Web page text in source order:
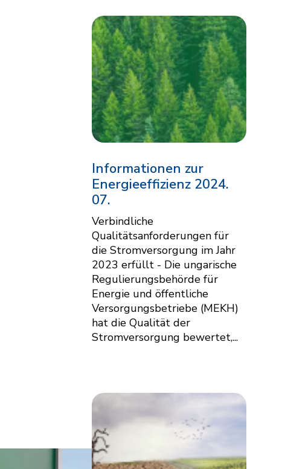
Informationen zur
Energieeffizienz 2024.
07.
Verbindliche
Qualitätsanforderungen für
die Stromversorgung im Jahr
2023 erfüllt - Die ungarische
Regulierungsbehörde für
Energie und öffentliche
Versorgungsbetriebe (MEKH)
hat die Qualität der
Stromversorgung bewertet,...